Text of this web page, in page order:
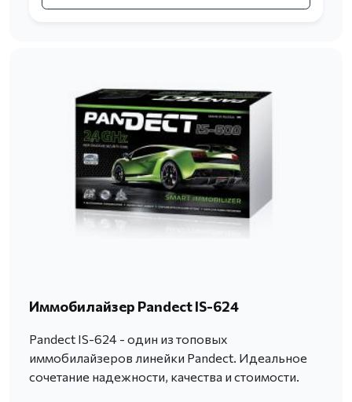
Иммобилайзер Pandect IS-624
Pandect IS-624 - один из топовых
иммобилайзеров линейки Pandect. Идеальное
сочетание надежности, качества и стоимости.